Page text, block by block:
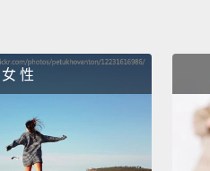
試鏡第一關。
Yo, I'll call you in a little bit.
呦，我等等再打給你。
女 性